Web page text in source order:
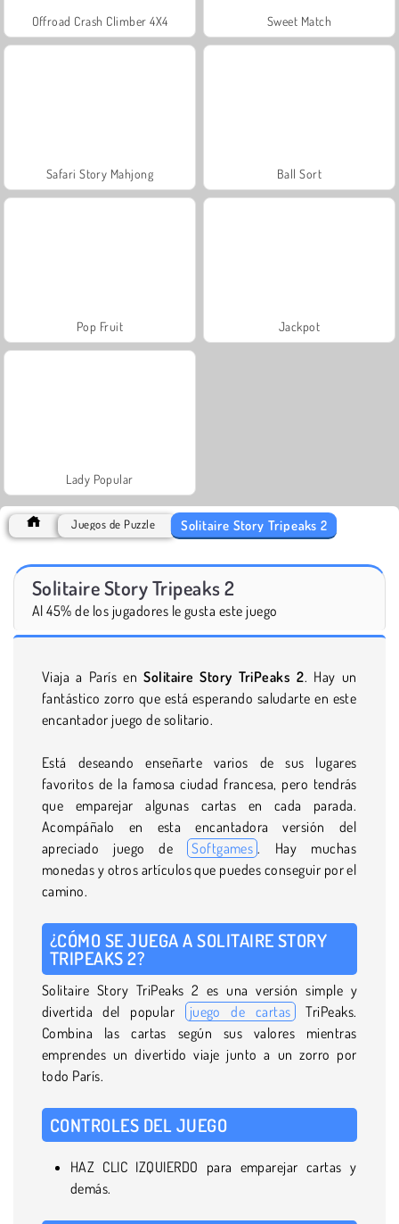
Offroad Crash Climber 4X4 Sweet Match
Safari Story Mahjong Ball Sort
Pop Fruit Jackpot
Lady Popular
Juegos de Puzzle Solitaire Story Tripeaks 2
Solitaire Story Tripeaks 2
Al 45% de los jugadores le gusta este juego
Viaja a París enSolitaire Story TriPeaks 2. Hay un
fantástico zorro que está esperando saludarte en este
encantador juego de solitario.
Está deseando enseñarte varios de sus lugares
favoritos de la famosa ciudad francesa, pero tendrás
que emparejar algunas cartas en cada parada.
Acompáñalo en esta encantadora versión del
apreciado juego de Softgames . Hay muchas
monedas y otros artículos que puedes conseguir por el
camino.
¿CÓMO SE JUEGA A SOLITAIRE STORY
TRIPEAKS 2?
Solitaire Story TriPeaks 2 es una versión simple y
divertida del popular
juego de cartas TriPeaks.
Combina las cartas según sus valores mientras
emprendes un divertido viaje junto a un zorro por
todo París.
CONTROLES DEL JUEGO
HAZ CLIC IZQUIERDO para emparejar cartas y
demás.